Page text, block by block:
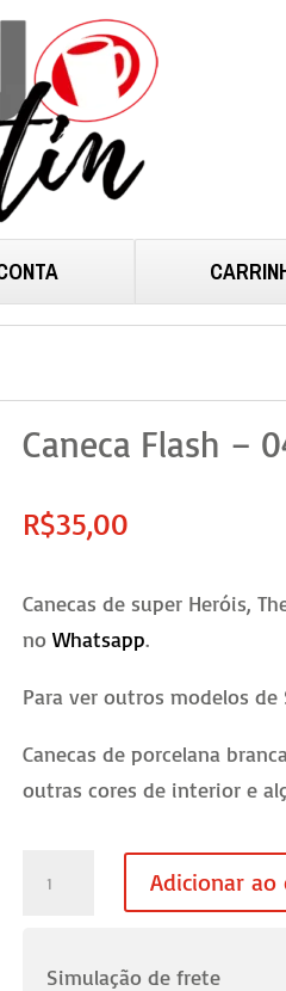
Caneca Flash –
R$35,00
Canecas de super Heróis,
noWhatsapp.
Para ver outros modelos
Canecas de porcelana
outras cores de interior e
Adicionar ao
Simulação de frete